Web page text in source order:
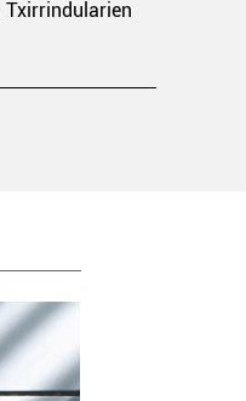
Txirrindularien